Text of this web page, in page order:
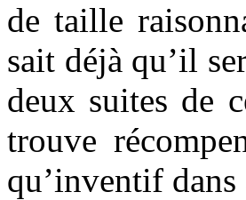
de taille
sait déjà qu’il
deux suites de
trouve
qu’inventif